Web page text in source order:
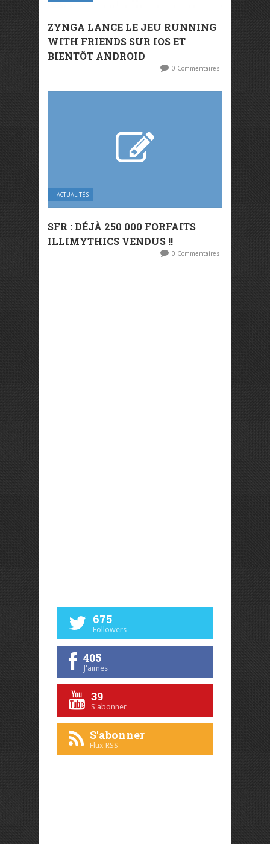
ZYNGA LANCE LE JEU RUNNING
WITH FRIENDS SUR IOS ET
BIENTÔT ANDROID
0 Commentaires
ACTUALITÉS
SFR : DÉJÀ 250 000 FORFAITS
ILLIMYTHICS VENDUS !!
0 Commentaires
675
Followers
405
J'aimes
39
S'abonner
S'abonner
Flux RSS